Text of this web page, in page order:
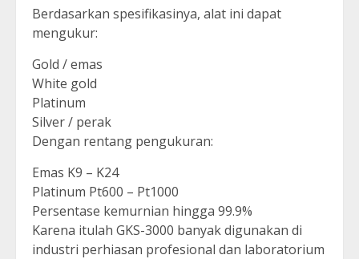
Berdasarkan spesifikasinya, alat ini dapat
mengukur:
Gold / emas
White gold
Platinum
Silver / perak
Dengan rentang pengukuran:
Emas K9 – K24
Platinum Pt600 – Pt1000
Persentase kemurnian hingga 99.9%
Karena itulah GKS-3000 banyak digunakan di
industri perhiasan profesional dan laboratorium